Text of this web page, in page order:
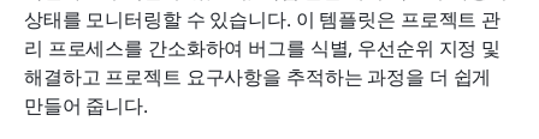
상태를 모니터링할 수 있습니다. 이 템플릿은 프로젝트 관
리 프로세스를 간소화하여 버그를 식별, 우선순위 지정 및
해결하고 프로젝트 요구사항을 추적하는 과정을 더 쉽게
만들어 줍니다.